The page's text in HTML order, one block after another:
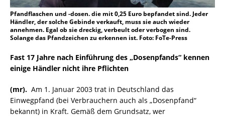
Pfandflaschen und -dosen. die mit 0,25 Euro bepfandet sind. Jeder
Händler, der solche Gebinde verkauft, muss sie auch wieder
annehmen. Egal ob sie dreckig, verbeult oder verbogen sind.
Solange das Pfandzeichen zu erkennen ist. Foto: FoTe-Press
Fast 17 Jahre nach Einführung des „Dosenpfands“ kennen
einige Händler nicht ihre Pflichten
(mr). Am 1. Januar 2003 trat in Deutschland das
Einwegpfand (bei Verbrauchern auch als „Dosenpfand“
bekannt) in Kraft. Gemäß dem Grundsatz, wer